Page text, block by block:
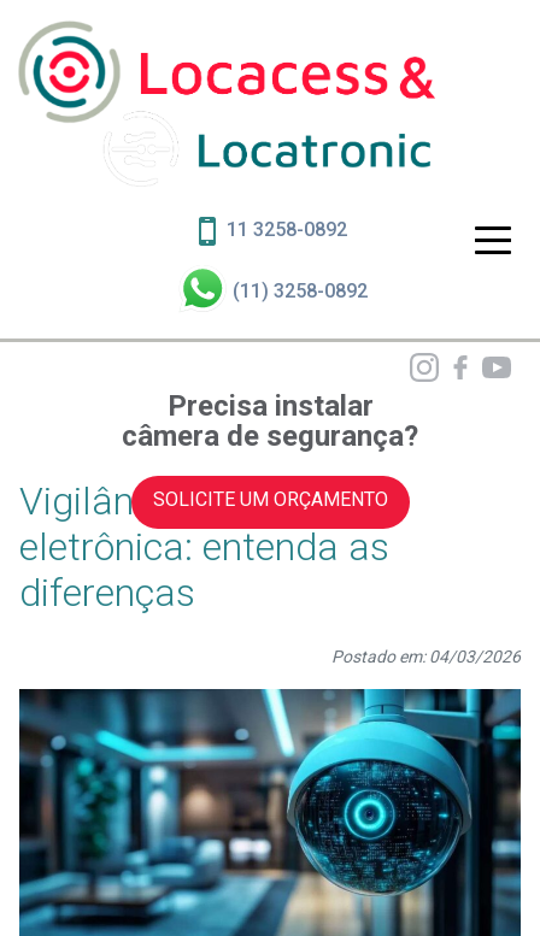
11 3258-0892
(11) 3258-0892
Precisa instalar
câmera de segurança?
SOLICITE UM ORÇAMENTO
Vigilância humana e
eletrônica: entenda as
diferenças
Postado em: 04/03/2026